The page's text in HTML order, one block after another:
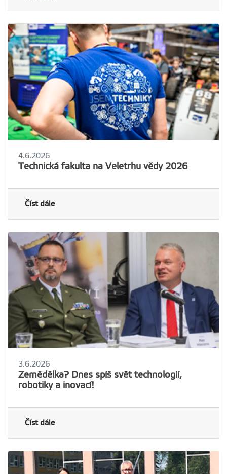
4.6.2026
Technická fakulta na Veletrhu vědy 2026
Číst dále
3.6.2026
Zemědělka? Dnes spíš svět technologií,
robotiky a inovací!
Číst dále